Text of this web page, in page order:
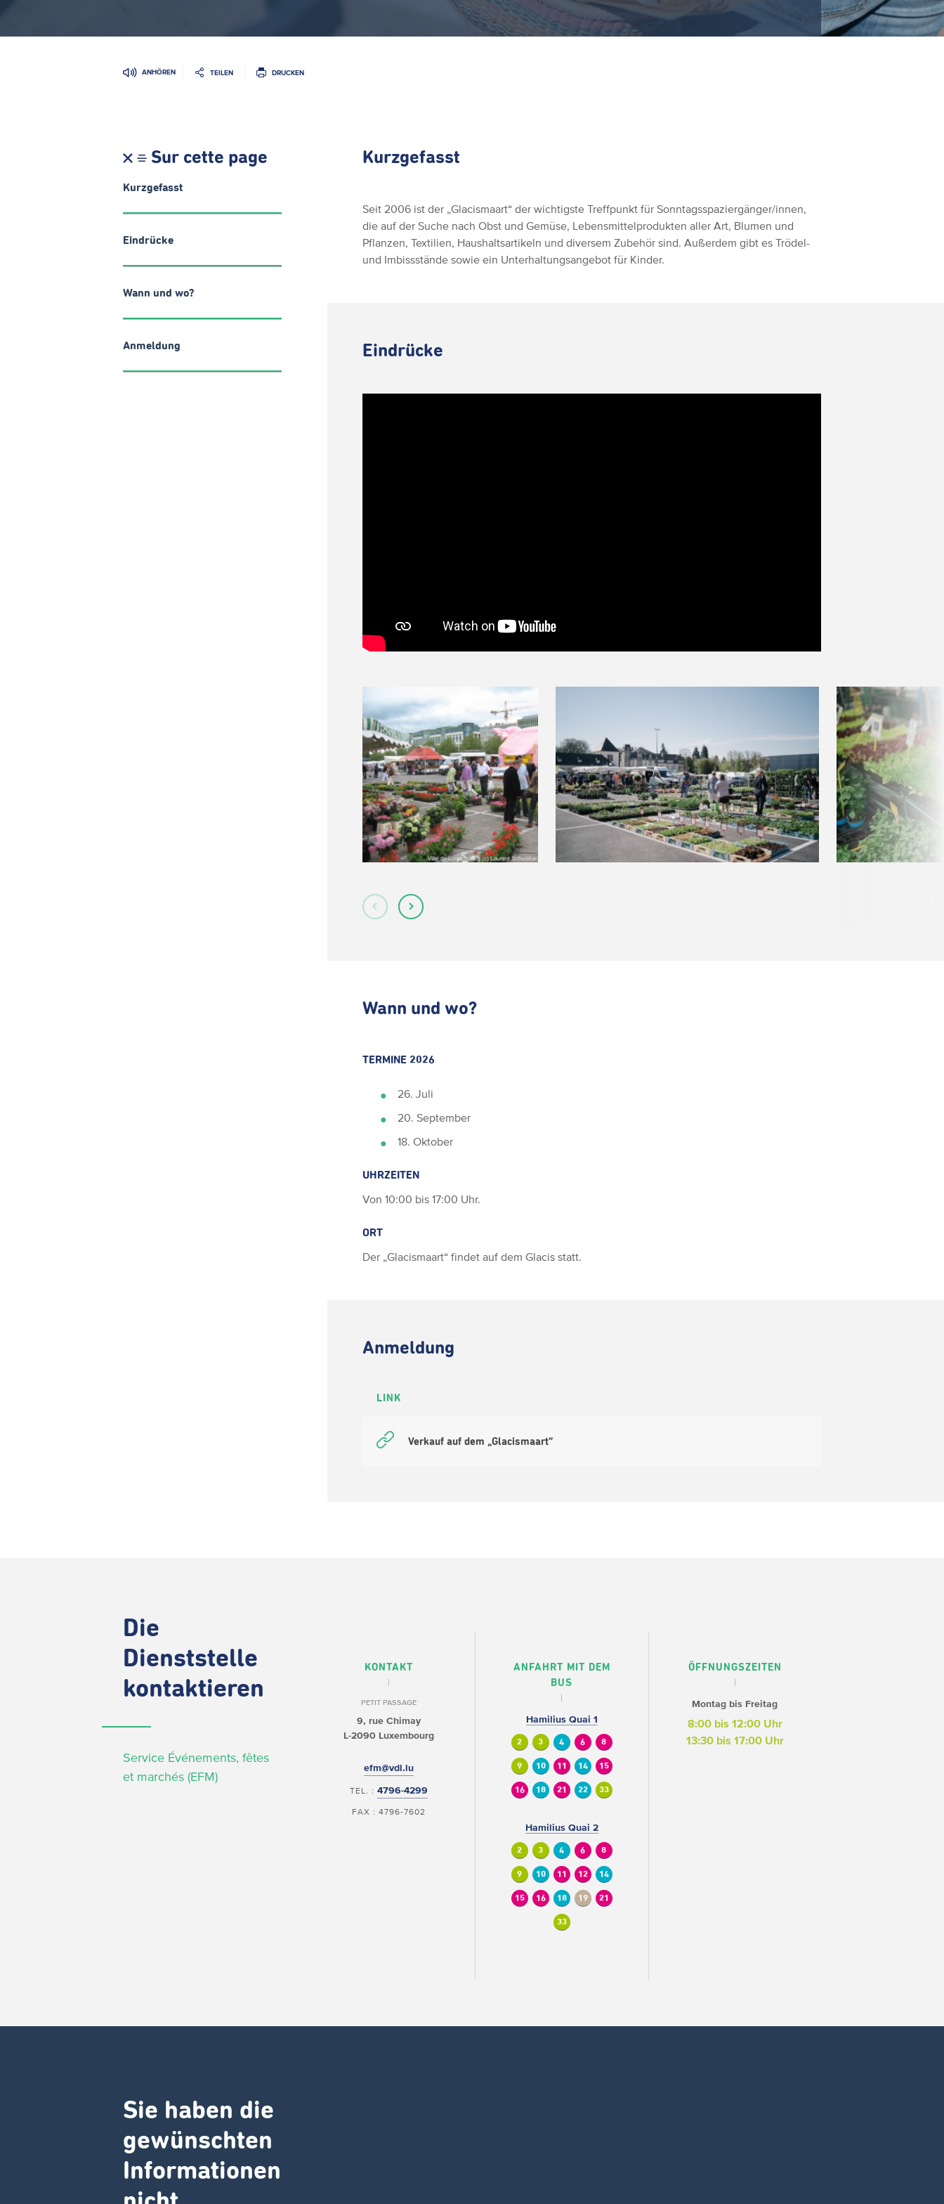
ANHÖREN TEILEN DRUCKEN
Sur cette page
Kurzgefasst
Eindrücke
Wann und wo?
Anmeldung
Kurzgefasst
Seit 2006 ist der „Glacismaart“ der wichtigste Treffpunkt für Sonntagsspaziergänger/innen,
die auf der Suche nach Obst und Gemüse, Lebensmittelprodukten aller Art, Blumen und
Pflanzen, Textilien, Haushaltsartikeln und diversem Zubehör sind. Außerdem gibt es Trödel-
und Imbissstände sowie ein Unterhaltungsangebot für Kinder.
Eindrücke
Wann und wo?
TERMINE 2026
26. Juli
20. September
18. Oktober
UHRZEITEN
Von 10:00 bis 17:00 Uhr.
ORT
Der „Glacismaart“ findet auf dem Glacis statt.
Anmeldung
LINK
Verkauf auf dem „Glacismaart“
Die
Dienststelle
kontaktieren
Service Événements, fêtes
et marchés (EFM)
KONTAKT
PETIT PASSAGE
9, rue Chimay
L-2090 Luxembourg
efm@vdl.lu
TEL. :4796-4299
FAX : 4796-7602
ANFAHRT MIT DEM
BUS
Hamilius Quai 1
2 3 4 6 8
9 10 11 14 15
16 18 21 22 33
Hamilius Quai 2
2 3 4 6 8
9 10 11 12 14
15 16 18 19 21
33
ÖFFNUNGSZEITEN
Montag bis Freitag
8:00 bis 12:00 Uhr
13:30 bis 17:00 Uhr
Sie haben die
gewünschten
Informationen